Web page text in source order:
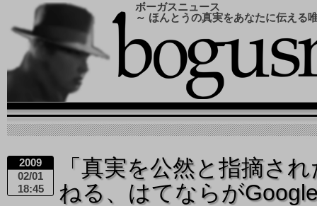
ボーガスニュース
～ ほんとうの真実をあなたに伝える
2009
02/01
18:45
「真実を公然と指摘さ
ねる、はてならが